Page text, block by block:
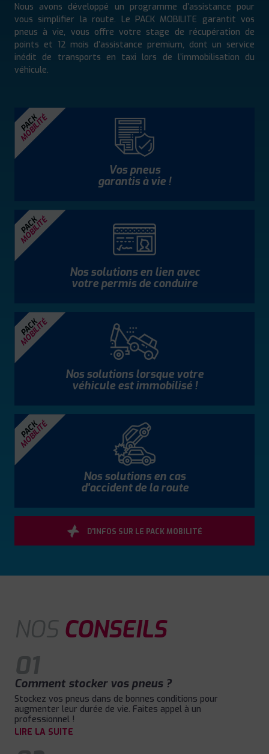
Nous avons développé un programme d’assistance pour
vous simplifier la route. Le PACK MOBILITE garantit vos
pneus à vie, vous offre votre stage de récupération de
points et 12 mois d’assistance premium, dont un service
inédit de transports en taxi lors de l’immobilisation du
véhicule.
PACK
MOBILITÉ
Vos pneus
garantis à vie !
PACK
MOBILITÉ
Nos solutions en lien avec
votre permis de conduire
PACK
MOBILITÉ
Nos solutions lorsque votre
véhicule est immobilisé !
PACK
MOBILITÉ
Nos solutions en cas
d'accident de la route
D'INFOS SUR LE PACK MOBILITÉ
NOS CONSEILS
01
Comment stocker vos pneus ?
Stockez vos pneus dans de bonnes conditions pour
augmenter leur durée de vie. Faites appel à un
professionnel !
LIRE LA SUITE